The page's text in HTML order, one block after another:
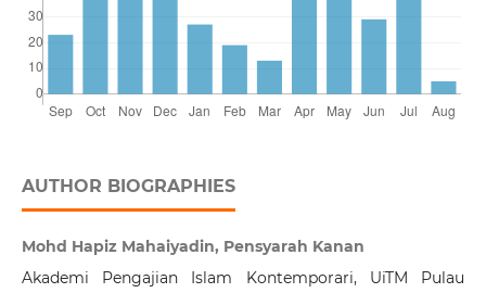
AUTHOR BIOGRAPHIES
Mohd Hapiz Mahaiyadin, Pensyarah Kanan
Akademi Pengajian Islam Kontemporari, UiTM Pulau